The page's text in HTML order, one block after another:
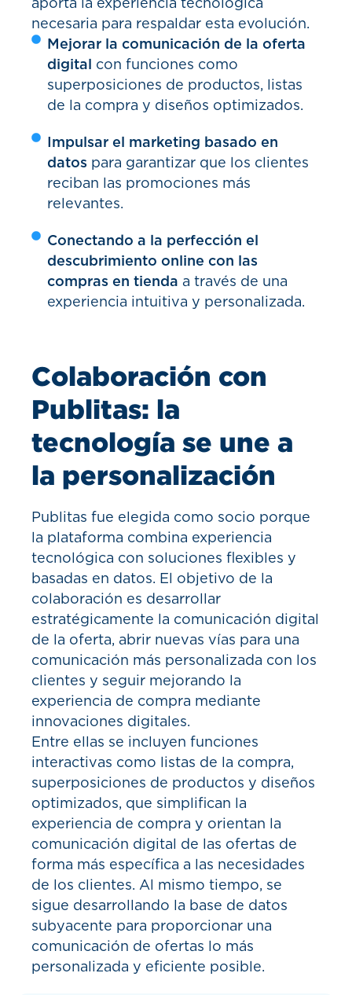
aporta la experiencia tecnológica
necesaria para respaldar esta evolución.
Mejorar la comunicación de la oferta
digital
con funciones como
superposiciones de productos, listas
de la compra y diseños optimizados.
Impulsar el marketing basado en
datos para garantizar que los clientes
reciban las promociones más
relevantes.
Conectando a la perfección el
descubrimiento online con las
compras en tienda a través de una
experiencia intuitiva y personalizada.
Colaboración con
Publitas: la
tecnología se une a
la personalización
Publitas fue elegida como socio porque
la plataforma combina experiencia
tecnológica con soluciones flexibles y
basadas en datos. El objetivo de la
colaboración es desarrollar
estratégicamente la comunicación digital
de la oferta, abrir nuevas vías para una
comunicación más personalizada con los
clientes y seguir mejorando la
experiencia de compra mediante
innovaciones digitales.
Entre ellas se incluyen funciones
interactivas como listas de la compra,
superposiciones de productos y diseños
optimizados, que simplifican la
experiencia de compra y orientan la
comunicación digital de las ofertas de
forma más específica a las necesidades
de los clientes. Al mismo tiempo, se
sigue desarrollando la base de datos
subyacente para proporcionar una
comunicación de ofertas lo más
personalizada y eficiente posible.